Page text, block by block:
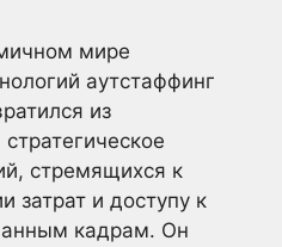
мире
аутстаффинг
из
стремящихся к
затрат и доступу к
кадрам. Он